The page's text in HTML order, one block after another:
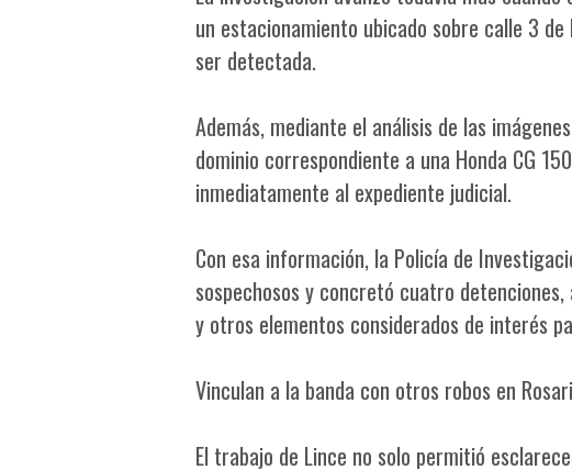
un estacionamiento ubicado sobre calle 3
ser detectada.
Además, mediante el análisis de las
dominio correspondiente a una Honda CG
inmediatamente al expediente judicial.
Con esa información, la Policía de
sospechosos y concretó cuatro
y otros elementos considerados de interés
Vinculan a la banda con otros robos en
El trabajo de Lince no solo permitió